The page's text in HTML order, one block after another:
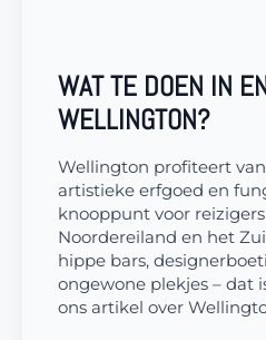
WAT TE DOEN IN
WELLINGTON?
Wellington profiteert
artistieke erfgoed en
knooppunt voor
Noordereiland en het
hippe bars,
ongewone plekjes – dat
ons ​​artikel over